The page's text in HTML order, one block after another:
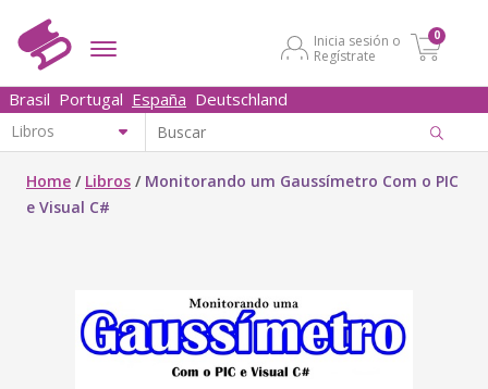
Inicia sesión o
Regístrate
0
Brasil Portugal España Deutschland
Home / Libros / Monitorando um Gaussímetro Com o PIC
e Visual C#